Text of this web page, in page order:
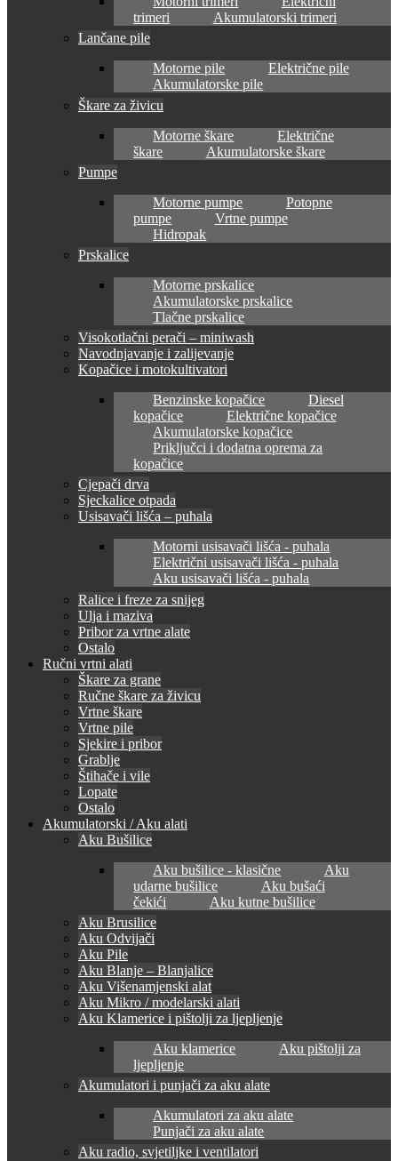
trimeri
Akumulatorski trimeri
Lančane pile
Motorne pile
Električne pile
Akumulatorske pile
Škare za živicu
Motorne škare
Električne
škare
Akumulatorske škare
Pumpe
Motorne pumpe
Potopne
pumpe
Vrtne pumpe
Hidropak
Prskalice
Motorne prskalice
Akumulatorske prskalice
Tlačne prskalice
Visokotlačni perači – miniwash
Navodnjavanje i zalijevanje
Kopačice i motokultivatori
Benzinske kopačice
Diesel
kopačice
Električne kopačice
Akumulatorske kopačice
Priključci i dodatna oprema za
kopačice
Cjepači drva
Sjeckalice otpada
Usisavači lišća – puhala
Motorni usisavači lišća - puhala
Električni usisavači lišća - puhala
Aku usisavači lišća - puhala
Ralice i freze za snijeg
Ulja i maziva
Pribor za vrtne alate
Ostalo
Ručni vrtni alati
Škare za grane
Ručne škare za živicu
Vrtne škare
Vrtne pile
Sjekire i pribor
Grablje
Štihače i vile
Lopate
Ostalo
Akumulatorski / Aku alati
Aku Bušilice
Aku bušilice - klasične
Aku
udarne bušilice
Aku bušaći
čekići
Aku kutne bušilice
Aku Brusilice
Aku Odvijači
Aku Pile
Aku Blanje – Blanjalice
Aku Višenamjenski alat
Aku Mikro / modelarski alati
Aku Klamerice i pištolji za ljepljenje
Aku klamerice
Aku pištolji za
ljepljenje
Akumulatori i punjači za aku alate
Akumulatori za aku alate
Punjači za aku alate
Aku radio, svjetiljke i ventilatori